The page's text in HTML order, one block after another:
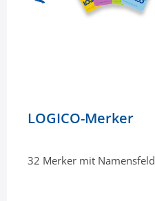
LOGICO-Merker
32 Merker mit Namensfeld